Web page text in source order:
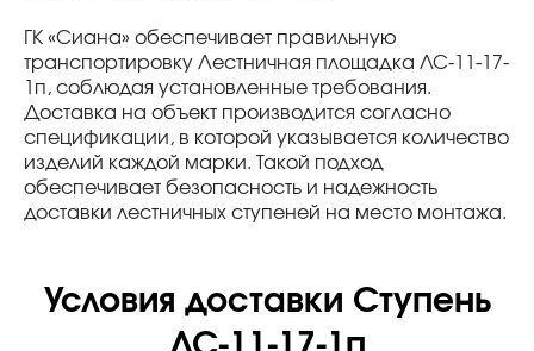
ГК «Сиана» обеспечивает правильную
транспортировку Лестничная площадка ЛС-11-17-
1п, соблюдая установленные требования.
Доставка на объект производится согласно
спецификации, в которой указывается количество
изделий каждой марки. Такой подход
обеспечивает безопасность и надежность
доставки лестничных ступеней на место монтажа.
Условия доставки Ступень